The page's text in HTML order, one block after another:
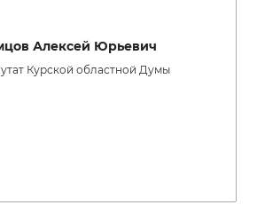
Алексей Юрьевич
Курской областной Думы